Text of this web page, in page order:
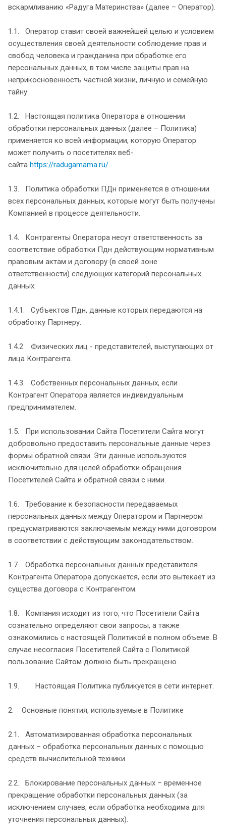
вскармливанию «Радуга Материнства» (далее – Оператор).
1.1. Оператор ставит своей важнейшей целью и условием
осуществления своей деятельности соблюдение прав и
свобод человека и гражданина при обработке его
персональных данных, в том числе защиты прав на
неприкосновенность частной жизни, личную и семейную
тайну.
1.2. Настоящая политика Оператора в отношении
обработки персональных данных (далее – Политика)
применяется ко всей информации, которую Оператор
может получить о посетителях веб-
сайта https://radugamama.ru/.
1.3. Политика обработки ПДн применяется в отношении
всех персональных данных, которые могут быть получены
Компанией в процессе деятельности.
1.4. Контрагенты Оператора несут ответственность за
соответствие обработки Пдн действующим нормативным
правовым актам и договору (в своей зоне
ответственности) следующих категорий персональных
данных:
1.4.1. Субъектов Пдн, данные которых передаются на
обработку Партнеру.
1.4.2. Физических лиц - представителей, выступающих от
лица Контрагента.
1.4.3. Собственных персональных данных, если
Контрагент Оператора является индивидуальным
предпринимателем.
1.5. При использовании Сайта Посетители Сайта могут
добровольно предоставить персональные данные через
формы обратной связи. Эти данные используются
исключительно для целей обработки обращения
Посетителей Сайта и обратной связи с ними.
1.6. Требование к безопасности передаваемых
персональных данных между Оператором и Партнером
предусматриваются заключаемым между ними договором
в соответствии с действующим законодательством.
1.7. Обработка персональных данных представителя
Контрагента Оператора допускается, если это вытекает из
существа договора с Контрагентом.
1.8. Компания исходит из того, что Посетители Сайта
сознательно определяют свои запросы, а также
ознакомились с настоящей Политикой в полном объеме. В
случае несогласия Посетителей Сайта с Политикой
пользование Сайтом должно быть прекращено.
1.9. Настоящая Политика публикуется в сети интернет.
2. Основные понятия, используемые в Политике
2.1. Автоматизированная обработка персональных
данных – обработка персональных данных с помощью
средств вычислительной техники.
2.2. Блокирование персональных данных – временное
прекращение обработки персональных данных (за
исключением случаев, если обработка необходима для
уточнения персональных данных).